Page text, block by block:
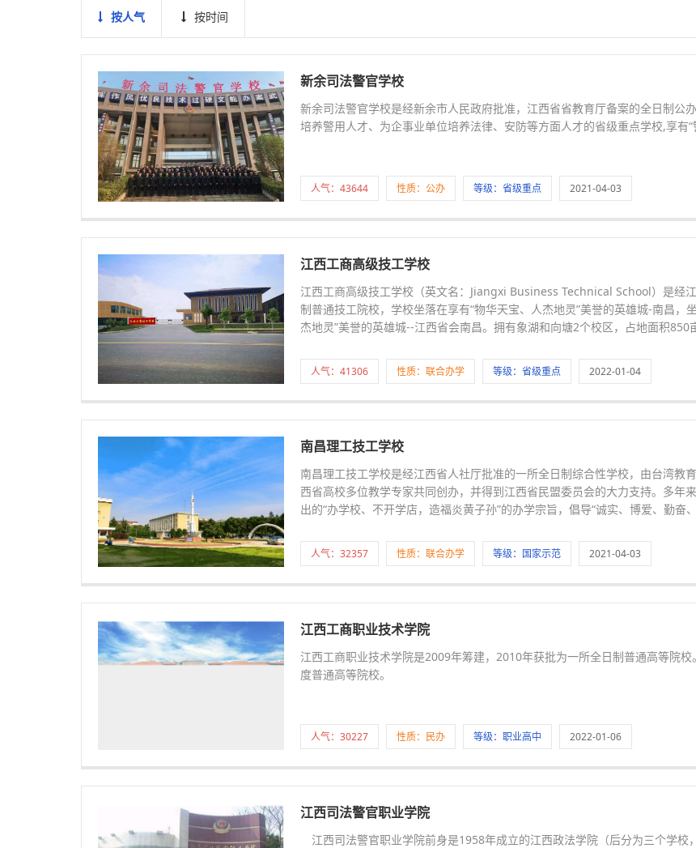
按人气 按时间
新余司法警官学校
新余司法警官学校是经新余市人民政府批准，江西省省教育厅备案的全日制公
培养警用人才、为企事业单位培养法律、安防等方面人才的省级重点学校,享有“
人气：43644 性质：公办 等级：省级重点 2021-04-03
江西工商高级技工学校
江西工商高级技工学校（英文名：Jiangxi Business Technical School）是经
制普通技工院校，学校坐落在享有“物华天宝、人杰地灵”美誉的英雄城-南昌，
杰地灵”美誉的英雄城--江西省会南昌。拥有象湖和向塘2个校区，占地面积850
人气：41306 性质：联合办学 等级：省级重点 2022-01-04
南昌理工技工学校
南昌理工技工学校是经江西省人社厅批准的一所全日制综合性学校，由台湾教
西省高校多位教学专家共同创办，并得到江西省民盟委员会的大力支持。多年
出的“办学校、不开学店，造福炎黄子孙”的办学宗旨，倡导“诚实、博爱、勤奋
人气：32357 性质：联合办学 等级：国家示范 2021-04-03
江西工商职业技术学院
江西工商职业技术学院是2009年筹建，2010年获批为一所全日制普通高等院
度普通高等院校。
人气：30227 性质：民办 等级：职业高中 2022-01-06
江西司法警官职业学院
江西司法警官职业学院前身是1958年成立的江西政法学院（后分为三个学校